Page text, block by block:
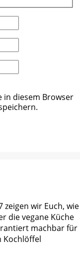
in diesem Browser
zeigen wir Euch, wie
die vegane Küche
machbar für
Kochlöffel